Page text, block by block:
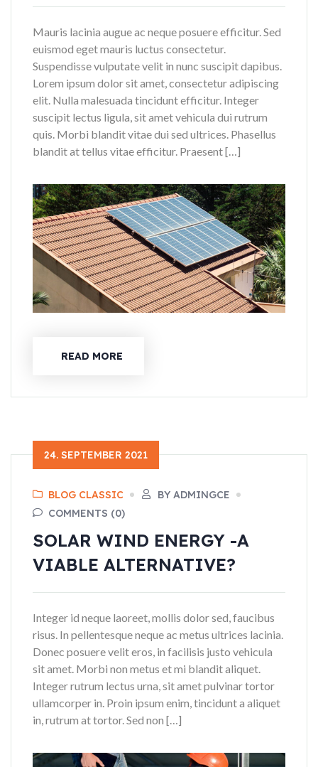
Mauris lacinia augue ac neque posuere efficitur. Sed
euismod eget mauris luctus consectetur.
Suspendisse vulputate velit in nunc suscipit dapibus.
Lorem ipsum dolor sit amet, consectetur adipiscing
elit. Nulla malesuada tincidunt efficitur. Integer
suscipit lectus ligula, sit amet vehicula dui rutrum
quis. Morbi blandit vitae dui sed ultrices. Phasellus
blandit at tellus vitae efficitur. Praesent […]
READ MORE
24. SEPTEMBER 2021
BLOG CLASSIC
BY ADMINGCE
COMMENTS (0)
SOLAR WIND ENERGY -A
VIABLE ALTERNATIVE?
Integer id neque laoreet, mollis dolor sed, faucibus
risus. In pellentesque neque ac metus ultrices lacinia.
Donec posuere velit eros, in facilisis justo vehicula
sit amet. Morbi non metus et mi blandit aliquet.
Integer rutrum lectus urna, sit amet pulvinar tortor
ullamcorper in. Proin ipsum enim, tincidunt a aliquet
in, rutrum at tortor. Sed non […]